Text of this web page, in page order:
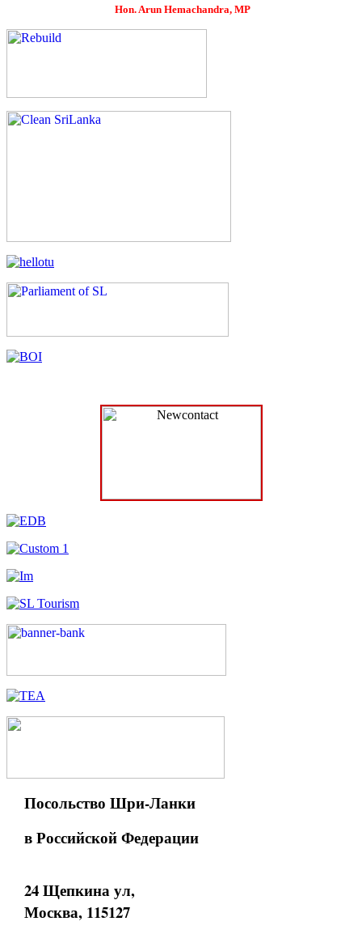
Hon. Arun Hemachandra, MP
Посольство Шри-Ланки
в Российской Федерации
24 Щепкина ул,
Москва, 115127